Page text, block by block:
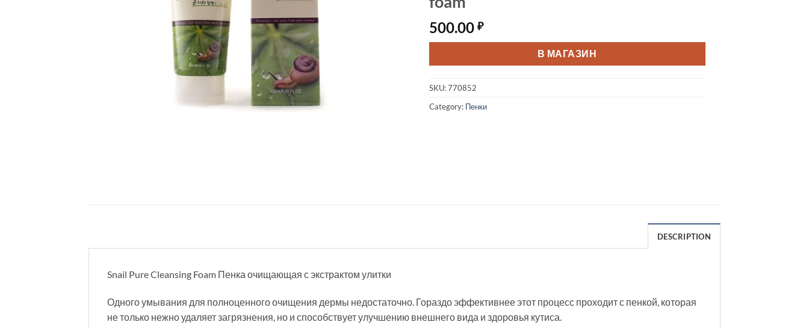
500.00 ₽
В МАГАЗИН
SKU:770852
Category: Пенки
DESCRIPTION
Snail Pure Cleansing Foam Пенка очищающая с экстрактом улитки
Одного умывания для полноценного очищения дермы недостаточно. Гораздо эффективнее этот процесс проходит с пенкой, которая
не только нежно удаляет загрязнения, но и способствует улучшению внешнего вида и здоровья кутиса.